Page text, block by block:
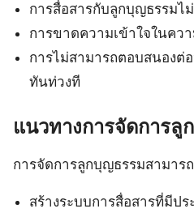
การสื่อสารกับลูกบุญธรรมไ
การขาดความเข้าใจในคว
การไม่สามารถตอบสนองต่
ทันท่วงที
แนวทางการจัดการลู
การจัดการลูกบุญธรรมสามาร
สร้างระบบการสื่อสารที่มีป